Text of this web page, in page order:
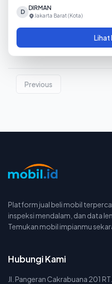
D DIRMAN
Jakarta Barat (Kota)
Lihat
Previous
Platform jual beli mobil
inspeksi mendalam, dan data
Temukan mobil impianmu
Hubungi Kami
Jl. Pangeran Cakrabuana 201